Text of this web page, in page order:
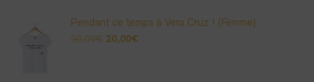
Pendant ce temps à Vera Cruz ! (Femme)
30,00€ 20,00€